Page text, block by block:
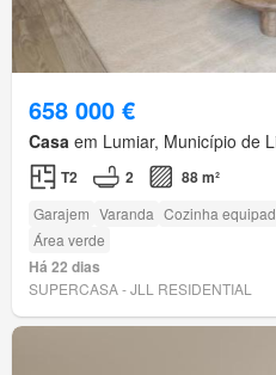
658 000 €
Casa em Lumiar, Município de
T2 2 88 m²
Garajem Varanda Cozinha
Área verde
Há 22 dias
SUPERCASA - JLL RESIDENTIAL